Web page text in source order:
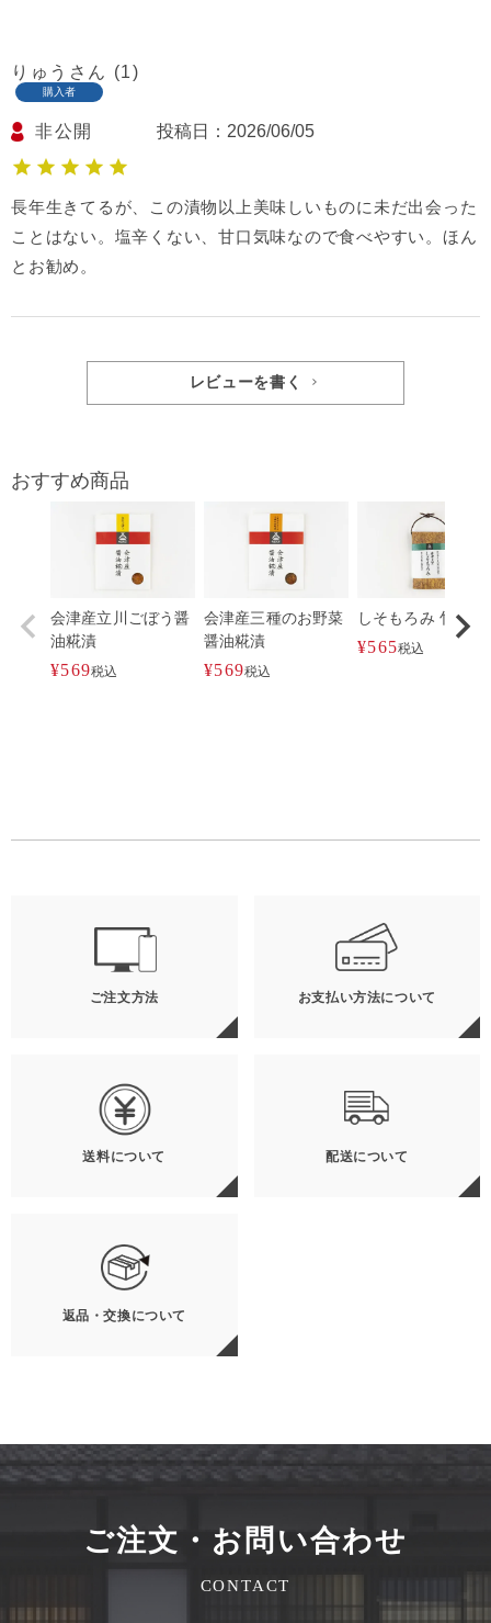
りゅう 1
購入者
非公開 投稿日 2026/06/05
長年生きてるが、この漬物以上美味しいものに未だ出会った
ことはない。塩辛くない、甘口気味なので食べやすい。ほん
とお勧め。
レビューを書く
おすすめ商品
会津産立川ごぼう醤
油糀漬
¥569税込
会津産三種のお野菜
醤油糀漬
¥569税込
しそもろみ 竹の皮
¥565税込
ご注文方法 お支払い方法について
送料について 配送について
返品・交換について
ご注文・お問い合わせ
CONTACT